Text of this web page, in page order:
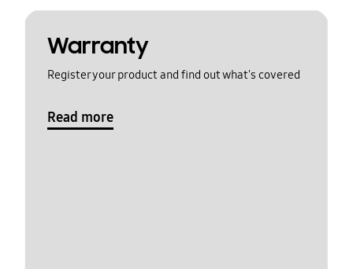
Warranty
Register your product and find out what's covered
Read more